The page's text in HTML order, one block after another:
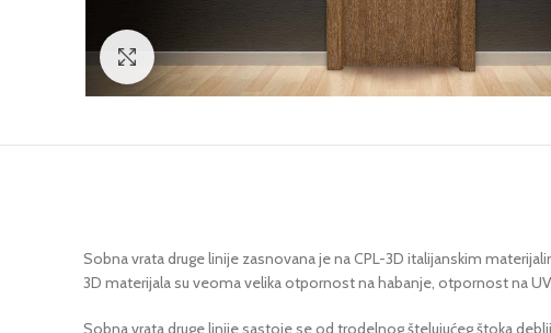
Click to enlarge
Sobna vrata druge linije zasnovana je na CPL-3D italijanskim
3D materijala su veoma velika otpornost na habanje, otpornost na
Sobna vrata druge linije sastoje se od trodelnog štelujućeg štoka